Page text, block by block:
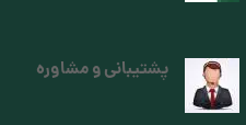
پشتیبانی و مشاوره